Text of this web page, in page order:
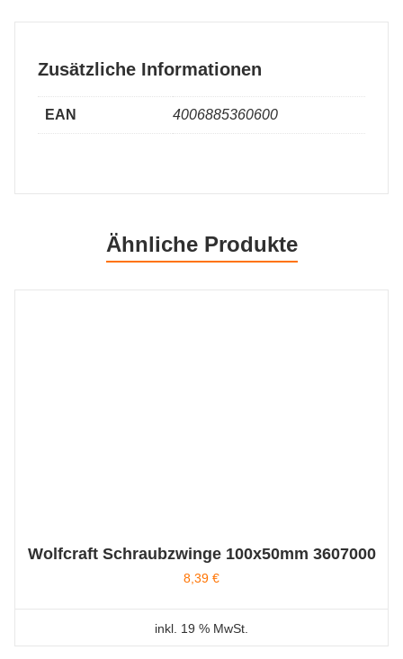
Zusätzliche Informationen
EAN 4006885360600
Ähnliche Produkte
Wolfcraft Schraubzwinge 100x50mm 3607000
8,39 €
inkl. 19 % MwSt.